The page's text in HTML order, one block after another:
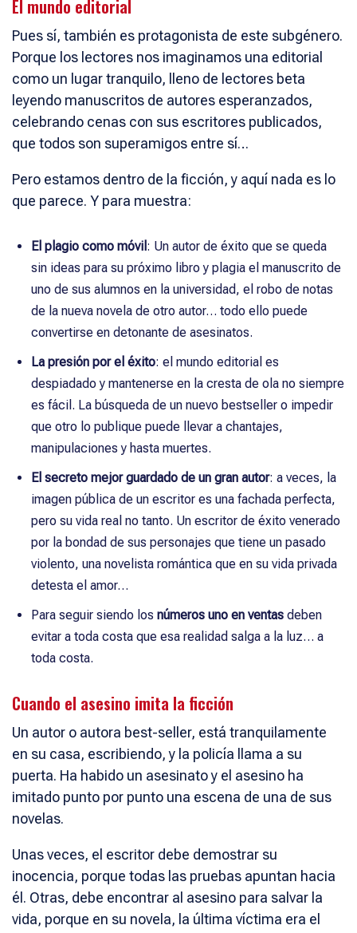
El mundo editorial
Pues sí, también es protagonista de este subgénero.
Porque los lectores nos imaginamos una editorial
como un lugar tranquilo, lleno de lectores beta
leyendo manuscritos de autores esperanzados,
celebrando cenas con sus escritores publicados,
que todos son superamigos entre sí…
Pero estamos dentro de la ficción, y aquí nada es lo
que parece. Y para muestra:
El plagio como móvil : Un autor de éxito que se queda
sin ideas para su próximo libro y plagia el manuscrito de
uno de sus alumnos en la universidad, el robo de notas
de la nueva novela de otro autor… todo ello puede
convertirse en detonante de asesinatos.
La presión por el éxito: el mundo editorial es
despiadado y mantenerse en la cresta de ola no siempre
es fácil. La búsqueda de un nuevo bestseller o impedir
que otro lo publique puede llevar a chantajes,
manipulaciones y hasta muertes.
El secreto mejor guardado de un gran autor: a veces, la
imagen pública de un escritor es una fachada perfecta,
pero su vida real no tanto. Un escritor de éxito venerado
por la bondad de sus personajes que tiene un pasado
violento, una novelista romántica que en su vida privada
detesta el amor…
Para seguir siendo los números uno en ventas deben
evitar a toda costa que esa realidad salga a la luz… a
toda costa.
Cuando el asesino imita la ficción
Un autor o autora best-seller, está tranquilamente
en su casa, escribiendo, y la policía llama a su
puerta. Ha habido un asesinato y el asesino ha
imitado punto por punto una escena de una de sus
novelas.
Unas veces, el escritor debe demostrar su
inocencia, porque todas las pruebas apuntan hacia
él. Otras, debe encontrar al asesino para salvar la
vida, porque en su novela, la última víctima era el